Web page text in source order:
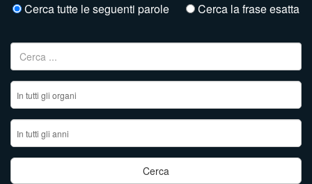
Cerca tutte le seguenti parole Cerca la frase esatta
Ricerca per: